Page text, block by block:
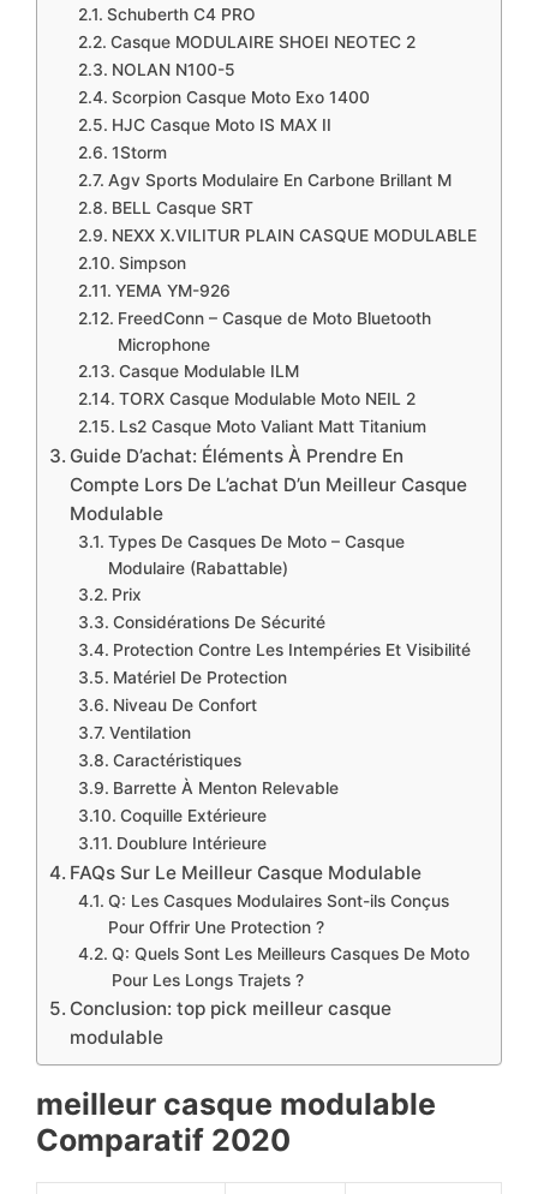
​​Schuberth C4 PRO
​Casque MODULAIRE SHOEI NEOTEC 2
​​​NOLAN N100-5
​Scorpion Casque Moto Exo 1400
​HJC Casque Moto IS MAX II
​​​1Storm
​Agv Sports Modulaire En Carbone Brillant M
​​​BELL Casque SRT
​NEXX X.VILITUR PLAIN CASQUE MODULABLE
​Simpson
​​​YEMA YM-926
​FreedConn – Casque de Moto Bluetooth
Microphone
​Casque Modulable ILM
​​​TORX Casque Modulable Moto NEIL 2
​​​Ls2 Casque Moto Valiant Matt Titanium
​Guide D’achat: Éléments À Prendre En
Compte Lors De L’achat D’un Meilleur Casque
Modulable
​Types De Casques De Moto – Casque
Modulaire (Rabattable)
​Prix
​Considérations De Sécurité
Protection Contre Les Intempéries Et Visibilité
Matériel De Protection
Niveau De Confort
Ventilation
Caractéristiques
Barrette À Menton Relevable
Coquille Extérieure
​Doublure Intérieure
FAQs Sur Le Meilleur Casque Modulable
Q: Les Casques Modulaires Sont-ils Conçus
Pour Offrir Une Protection ?
​Q: Quels Sont Les Meilleurs Casques De Moto
Pour Les Longs Trajets ?
Conclusion: top pick ​meilleur casque
modulable
​meilleur casque modulable
Comparatif 2020